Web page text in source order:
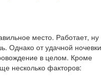
место. Работает, ну
Однако от удачной ночевки
в целом. Кроме
несколько факторов: